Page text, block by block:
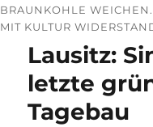
BRAUNKOHLE
MIT KULTUR
Lausitz:
letzte
Tagebau